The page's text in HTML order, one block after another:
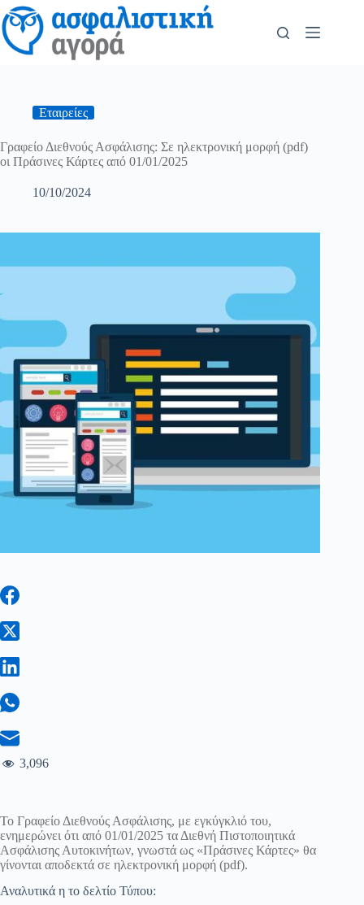
Εταιρείες
Γραφείο Διεθνούς Ασφάλισης: Σε ηλεκτρονική μορφή (pdf)
οι Πράσινες Κάρτες από 01/01/2025
10/10/2024
3,096
Το Γραφείο Διεθνούς Ασφάλισης, με εγκύγκλιό του,
ενημερώνει ότι από 01/01/2025 τα Διεθνή Πιστοποιητικά
Ασφάλισης Αυτοκινήτων, γνωστά ως «Πράσινες Κάρτες» θα
γίνονται αποδεκτά σε ηλεκτρονική μορφή (pdf).
Αναλυτικά η το δελτίο Τύπου: